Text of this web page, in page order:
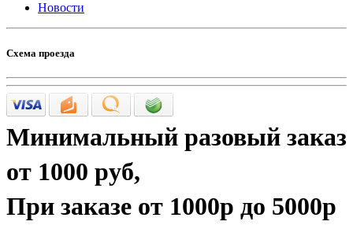
Новости
Схема проезда
Минимальный разовый заказ
от 1000 руб,
При заказе от 1000р до 5000р